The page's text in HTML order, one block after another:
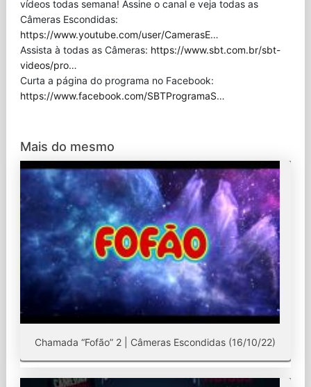
vídeos todas semana! Assine o canal e veja todas as
Câmeras Escondidas:
https://www.youtube.com/user/CamerasE…
Assista à todas as Câmeras: https://www.sbt.com.br/sbt-
videos/pro…
Curta a página do programa no Facebook:
https://www.facebook.com/SBTProgramaS…
Mais do mesmo
Chamada “Fofão” 2 | Câmeras Escondidas (16/10/22)